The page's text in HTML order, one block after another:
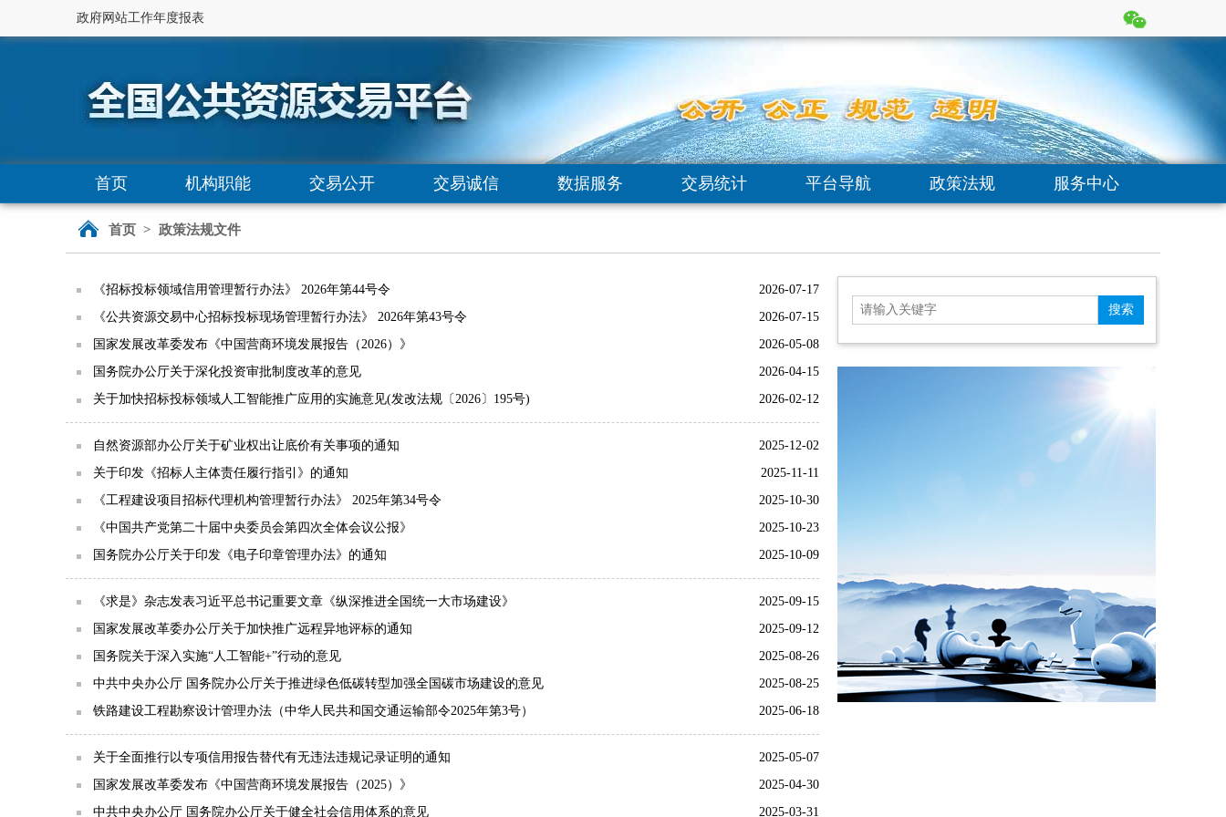
政府网站工作年度报表
首页 机构职能 交易公开 交易诚信 数据服务 交易统计 平台导航 政策法规 服务中心
首页> 政策法规文件
《招标投标领域信用管理暂行办法》 2026年第44号令
2026-07-17
《公共资源交易中心招标投标现场管理暂行办法》 2026年第43号令
2026-07-15
国家发展改革委发布《中国营商环境发展报告（2026）》
2026-05-08
国务院办公厅关于深化投资审批制度改革的意见
2026-04-15
关于加快招标投标领域人工智能推广应用的实施意见(发改法规〔2026〕195号)
2026-02-12
自然资源部办公厅关于矿业权出让底价有关事项的通知
2025-12-02
关于印发《招标人主体责任履行指引》的通知
2025-11-11
《工程建设项目招标代理机构管理暂行办法》 2025年第34号令
2025-10-30
《中国共产党第二十届中央委员会第四次全体会议公报》
2025-10-23
国务院办公厅关于印发《电子印章管理办法》的通知
2025-10-09
《求是》杂志发表习近平总书记重要文章《纵深推进全国统一大市场建设》
2025-09-15
国家发展改革委办公厅关于加快推广远程异地评标的通知
2025-09-12
国务院关于深入实施“人工智能+”行动的意见
2025-08-26
中共中央办公厅 国务院办公厅关于推进绿色低碳转型加强全国碳市场建设的意见
2025-08-25
铁路建设工程勘察设计管理办法（中华人民共和国交通运输部令2025年第3号）
2025-06-18
关于全面推行以专项信用报告替代有无违法违规记录证明的通知
2025-05-07
国家发展改革委发布《中国营商环境发展报告（2025）》
2025-04-30
中共中央办公厅 国务院办公厅关于健全社会信用体系的意见
2025-03-31